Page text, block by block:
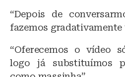
“Depois de
fazemos gradativamente
“Oferecemos o vídeo
logo já substituímos